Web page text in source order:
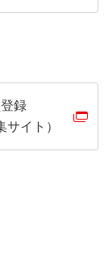
録
イト）